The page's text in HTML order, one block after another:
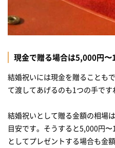
現金で贈る場合は5,000円〜
結婚祝いには現金を贈ることも
て渡してあげるのも1つの手です
結婚祝いとして贈る金額の相場
目安です。そうすると5,000円
としてプレゼントする場合も金